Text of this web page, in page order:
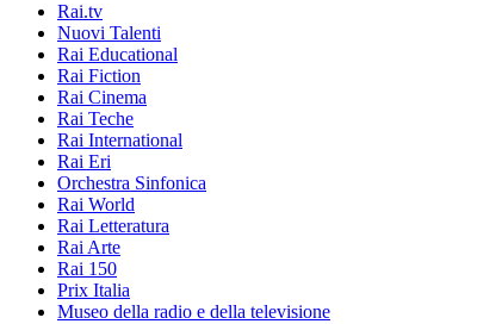
Rai.tv
Nuovi Talenti
Rai Educational
Rai Fiction
Rai Cinema
Rai Teche
Rai International
Rai Eri
Orchestra Sinfonica
Rai World
Rai Letteratura
Rai Arte
Rai 150
Prix Italia
Museo della radio e della televisione